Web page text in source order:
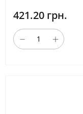
421.20 грн.